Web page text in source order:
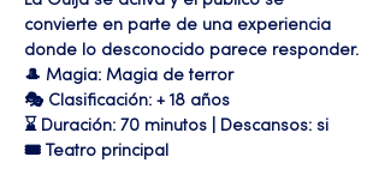
convierte en parte de una experiencia
donde lo desconocido parece responder.
🎩 Magia: Magia de terror
🎭 Clasificación: + 18 años
⌛ Duración: 70 minutos | Descansos: si
🎟 Teatro principal